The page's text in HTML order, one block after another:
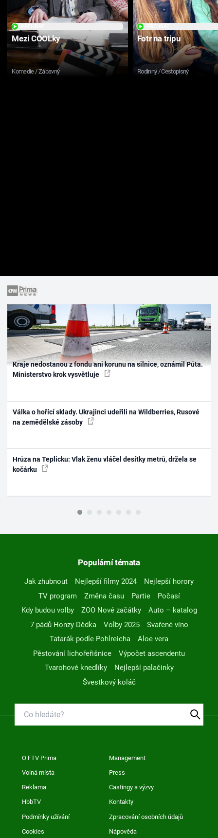
Mezi COOLky
Komedie / Zábavný
Fotr na tripu
Rodinný / Cestopisný
Kraje nedostanou z fondu ani korunu na silnice, oznámil Půta.
Ministerstvo krok vysvětluje
Válka o hořící sklady. Ukrajinci udeřili na Wildberries, Rusové
na zemědělské zásoby
Hrůza na Teplicku: Vlak ženu vláčel desítky metrů, držela se
kočárku
Populární témata
Jak zhubnout Nejlepší filmy 2024
Nejlepší horory
TV program
Změna času Partie
Počasí
Kdy budou volby
ZOO Nové začátky
Auto – katalog
7 pádů Honzy Dědka
Volby 2025
Svařené víno
Tatarák podle Pohlreicha
Aloe vera
Pěstování lichořeřišnice
Výpočet ascendentu
Tvarohové knedlíky
Nejlepší palačinky
Švestkový koláč
O FTV Prima Management
Volná místa Press
Reklama Castingy a výzvy
HbbTV Kontakty
Podmínky užívání Zpracování osobních údajů
Cookies Nápověda